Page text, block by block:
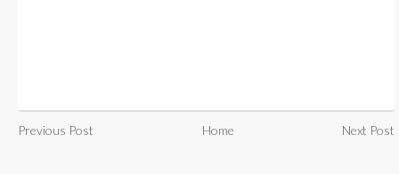
Previous Post Home Next Post